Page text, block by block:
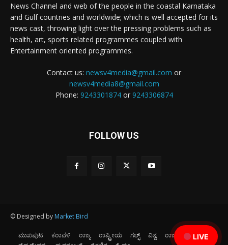
LIVE
News Channel and web of the people in the coastal Karnataka
and Gulf countries and worldwide; which is well accepted for its
news cast, throwing light over the pressing problems such as
health, art, sports related programmes coupled with
Entertainment oriented programmes.
Contact us: newsv4media@gmail.com or
newsv4media8@gmail.com
Phone: 9243301874or 9243306874
FOLLOW US
© Designed by Market Bird
ಮುಖಪುಟ ಕರಾವಳಿ ರಾಜ್ಯ ರಾಷ್ಟ್ರೀಯ ಗಲ್ಫ್ ವಿಶ್ವ ರಾಜಕೀಯ
ಕ್ರೀಡೆ